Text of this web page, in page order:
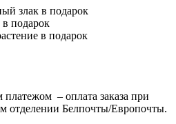
злак в подарок
подарок
в подарок
– оплата заказа при
отделении Белпочты/Европочты.